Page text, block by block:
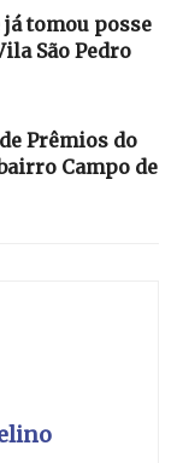
já tomou posse
São Pedro
Prêmios do
Campo de